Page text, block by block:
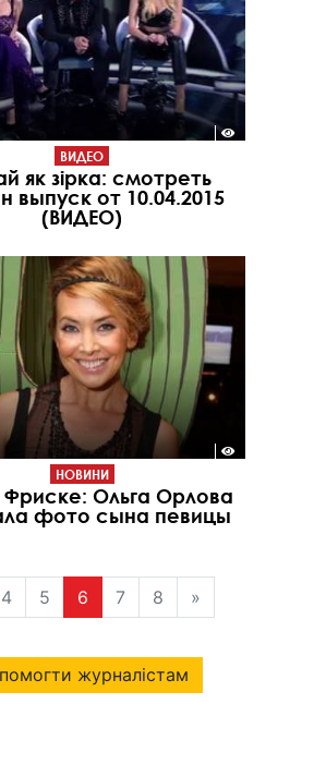
ВИДЕО
як зірка: смотреть
выпуск от 10.04.2015
(ВИДЕО)
НОВИНИ
Ольга Орлова
фото сына певицы
4 5 6 7 8 »
журналістам